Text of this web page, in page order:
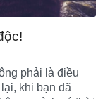
phải là điều
khi bạn đã